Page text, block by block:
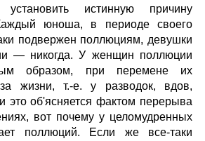
истинную причину
юноша, в периоде своего
подвержен поллюциям, девушки
— никогда. У женщин поллюции
образом, при перемене их
жизни, т.-е. у разводок, вдов,
это об'ясняется фактом перерыва
вот почему у целомудренных
поллюций. Если же все-таки